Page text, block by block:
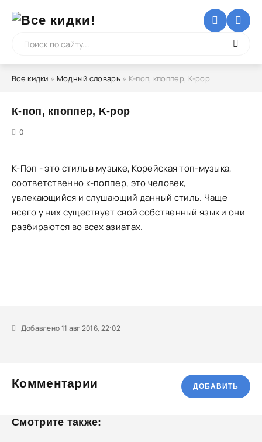
Все кидки » Модный словарь» К-поп, кпоппер, K-pop
К-поп, кпоппер, K-pop
0
К-Поп - это стиль в музыке, Корейская топ-музыка,
соответственно к-поппер, это человек,
увлекающийся и слушающий данный стиль. Чаще
всего у них существует свой собственный язык и они
разбираются во всех азиатах.
Добавлено 11 авг 2016, 22:02
Комментарии ДОБАВИТЬ
Смотрите также: